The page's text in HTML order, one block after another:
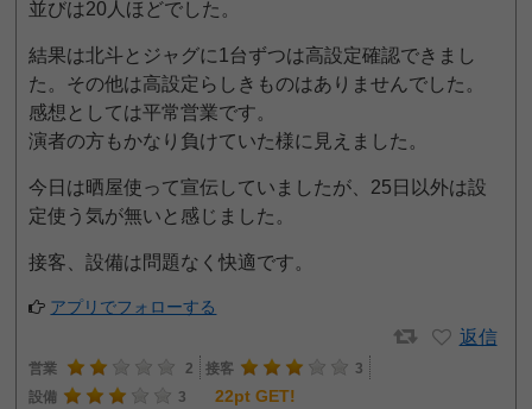
並びは20人ほどでした。
結果は北斗とジャグに1台ずつは高設定確認できまし
た。その他は高設定らしきものはありませんでした。
感想としては平常営業です。
演者の方もかなり負けていた様に見えました。
今日は晒屋使って宣伝していましたが、25日以外は設
定使う気が無いと感じました。
接客、設備は問題なく快適です。
アプリでフォローする
返信
営業 2 接客
3
設備
3 22pt GET!